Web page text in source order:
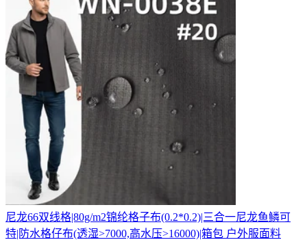
尼龙66双线格|80g/m2锦纶格子布(0.2*0.2)|三合一尼龙鱼鳞可
特|防水格仔布(透湿>7000,高水压>16000)|箱包 户外服面料